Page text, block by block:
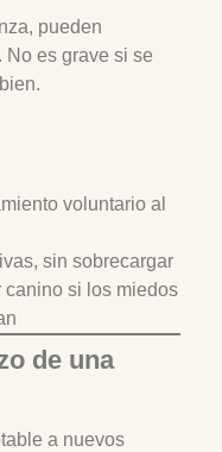
pueden
No es grave si se
voluntario al
sin sobrecargar
canino si los miedos
de una
a nuevos